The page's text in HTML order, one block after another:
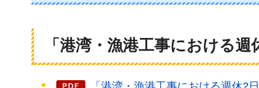
「港湾・漁港工事における